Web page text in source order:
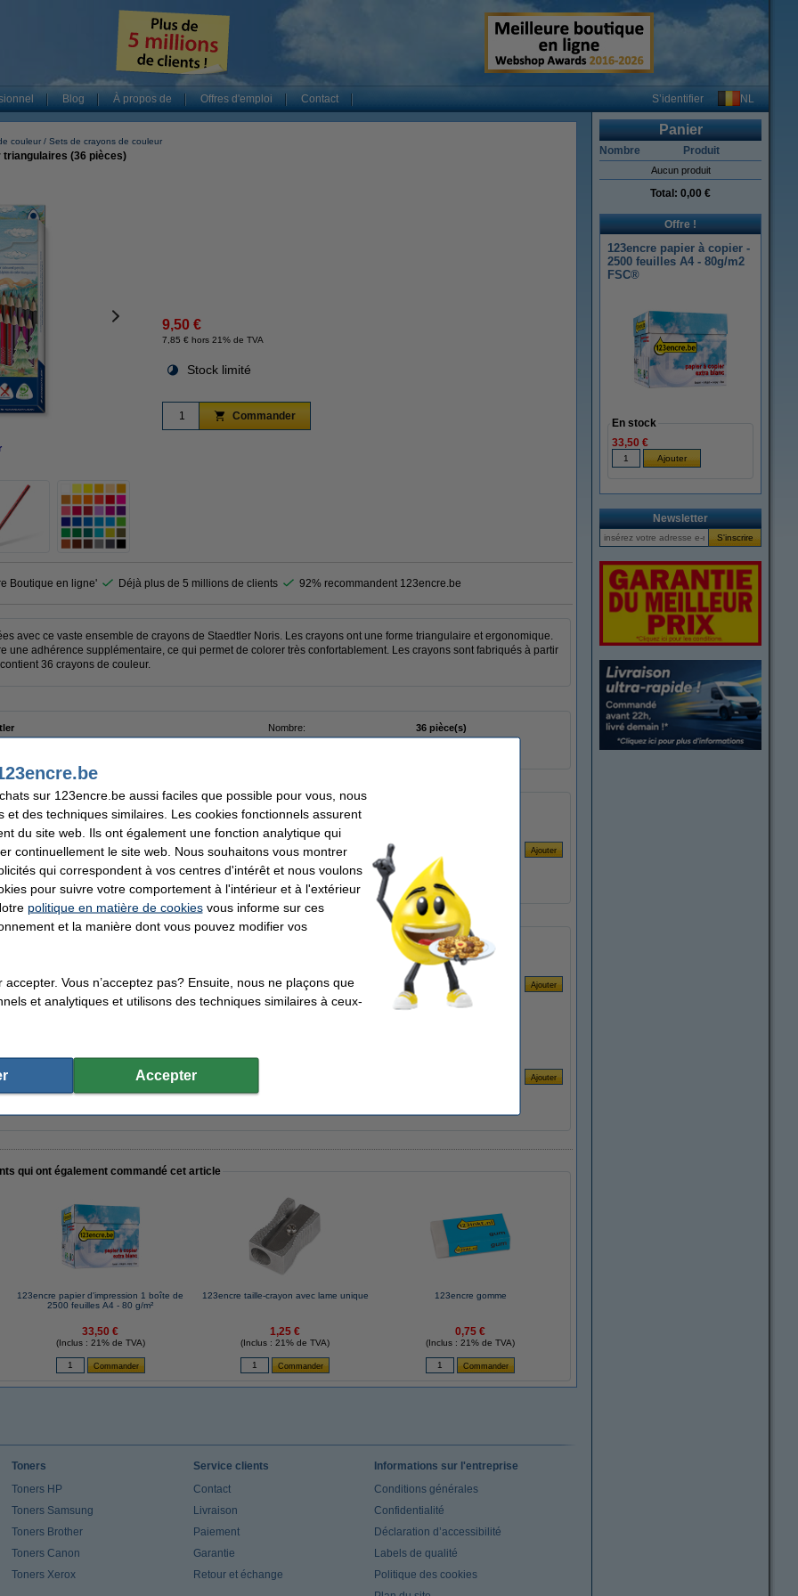
Blog À propos de Offres d'emploi Contact S’identifier NL
couleur Sets de crayons de couleur
(36 pièces)
agrandir
9,50 €
7,85 € hors 21% de TVA
Stock limité
Commander
Boutique en ligne' Déjà plus de 5 millions de clients 92% recommandent 123encre.be
avec ce vaste ensemble de crayons de Staedtler Noris. Les crayons ont une forme triangulaire et ergonomique.
une adhérence supplémentaire, ce qui permet de colorer très confortablement. Les crayons sont fabriqués à partir
36 crayons de couleur.
Nombre:
36 pièce(s)
Code EAN:
4007817028384
avec lame unique
qui ont également commandé cet article
123encre papier d'impression 1 boîte de
2500 feuilles A4 - 80 g/m²
33,50 €
(Inclus : 21% de TVA)
123encre taille-crayon avec lame unique
1,25 €
(Inclus : 21% de TVA)
123encre gomme
0,75 €
(Inclus : 21% de TVA)
Panier
Nombre Produit
Aucun produit
Total: 0,00 €
Offre !
123encre papier à copier -
2500 feuilles A4 - 80g/m2
FSC®
En stock
33,50 €
Newsletter
Toners
Toners HP
Toners Samsung
Toners Brother
Toners Canon
Toners Xerox
Service clients
Contact
Livraison
Paiement
Garantie
Retour et échange
Informations sur l'entreprise
Conditions générales
Confidentialité
Déclaration d’accessibilité
Labels de qualité
Politique des cookies
sur 123encre.be aussi faciles que possible pour vous, nous
et des techniques similaires. Les cookies fonctionnels assurent
du site web. Ils ont également une fonction analytique qui
continuellement le site web. Nous souhaitons vous montrer
qui correspondent à vos centres d'intérêt et nous voulons
pour suivre votre comportement à l'intérieur et à l'extérieur
politique en matière de cookiesvous informe sur ces
et la manière dont vous pouvez modifier vos
Vous n’acceptez pas? Ensuite, nous ne plaçons que
et analytiques et utilisons des techniques similaires à ceux-
Accepter